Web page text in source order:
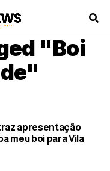
"Boi
apresentação
meu boi para Vila